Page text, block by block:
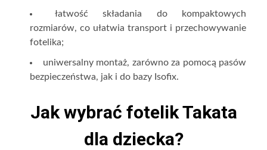
łatwość składania do kompaktowych
rozmiarów, co ułatwia transport i przechowywanie
fotelika;
uniwersalny montaż, zarówno za pomocą pasów
bezpieczeństwa, jak i do bazy Isofix.
Jak wybrać fotelik Takata
dla dziecka?